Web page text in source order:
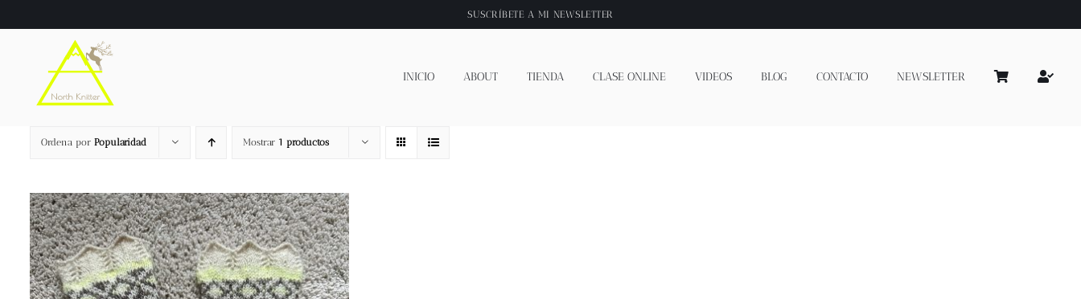
al
SUSCRÍBETE A MI NEWSLETTER
INICIO ABOUT TIENDA CLASE ONLINE VIDEOS BLOG CONTACTO NEWSLETTER
Ordena por Popularidad Mostrar 1 productos